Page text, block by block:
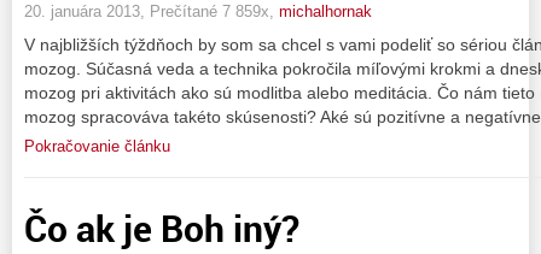
20. januára 2013, Prečítané 7 859x, michalhornak
V najbližších týždňoch by som sa chcel s vami podeliť so sériou
mozog. Súčasná veda a technika pokročila míľovými krokmi a
mozog pri aktivitách ako sú modlitba alebo meditácia. Čo nám
mozog spracováva takéto skúsenosti? Aké sú pozitívne a
Pokračovanie článku
Čo ak je Boh iný?